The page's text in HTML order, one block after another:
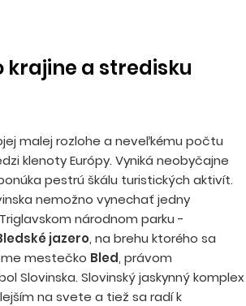
krajine a stredisku
malej rozlohe a neveľkému počtu
klenoty Európy. Vyniká neobyčajne
pestrú škálu turistických aktivít.
nemožno vynechať jedny
národnom parku -
jazero, na brehu ktorého sa
mestečko Bled, právom
Slovinska. Slovinský jaskynný komplex
na svete a tiež sa radí k